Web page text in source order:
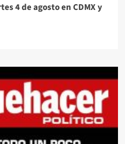
4 de agosto en CDMX y